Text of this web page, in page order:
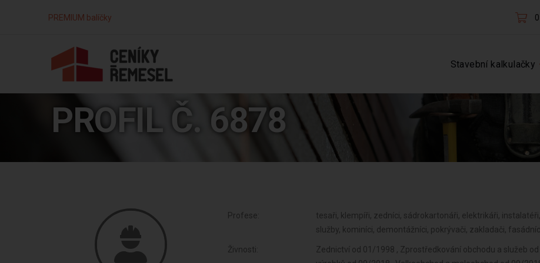
PREMIUM balíčky
Stavební kalkulačky
PROFIL Č. 6878
Profese:
tesaři, klempíři, zedníci, sádrokartonáři, elektrikáři,
služby, kominíci, demontážníci, pokrývači, zakladači,
Živnosti:
Zednictví od 01/1998 , Zprostředkování obchodu a služeb